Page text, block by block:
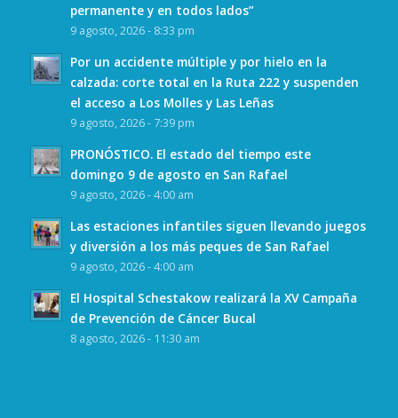
permanente y en todos lados”
9 agosto, 2026 - 8:33 pm
Por un accidente múltiple y por hielo en la
calzada: corte total en la Ruta 222 y suspenden
el acceso a Los Molles y Las Leñas
9 agosto, 2026 - 7:39 pm
PRONÓSTICO. El estado del tiempo este
domingo 9 de agosto en San Rafael
9 agosto, 2026 - 4:00 am
Las estaciones infantiles siguen llevando juegos
y diversión a los más peques de San Rafael
9 agosto, 2026 - 4:00 am
El Hospital Schestakow realizará la XV Campaña
de Prevención de Cáncer Bucal
8 agosto, 2026 - 11:30 am